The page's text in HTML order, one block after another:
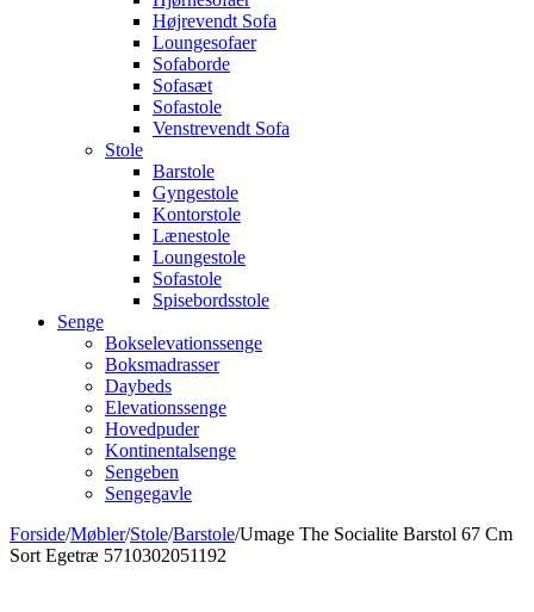
Højrevendt Sofa
Loungesofaer
Sofaborde
Sofasæt
Sofastole
Venstrevendt Sofa
Stole
Barstole
Gyngestole
Kontorstole
Lænestole
Loungestole
Sofastole
Spisebordsstole
Senge
Bokselevationssenge
Boksmadrasser
Daybeds
Elevationssenge
Hovedpuder
Kontinentalsenge
Sengeben
Sengegavle
Forside/Møbler/Stole/Barstole/Umage The Socialite Barstol 67 Cm
Sort Egetræ 5710302051192